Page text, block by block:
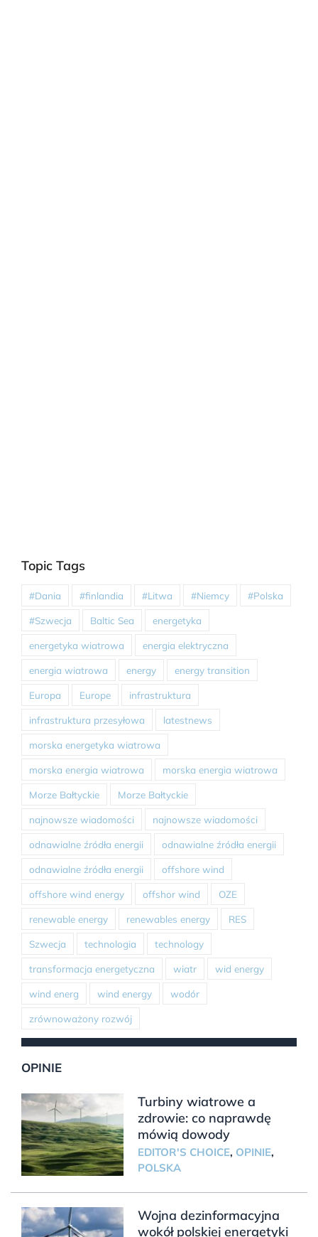
Topic Tags
#Dania #finlandia #Litwa #Niemcy #Polska
#Szwecja Baltic Sea energetyka
energetyka wiatrowa energia elektryczna
energia wiatrowa energy energy transition
Europa Europe infrastruktura
infrastruktura przesyłowa latestnews
morska energetyka wiatrowa
morska energia wiatrowa morska energia wiatrowa
Morze Bałtyckie Morze Bałtyckie
najnowsze wiadomości najnowsze wiadomości
odnawialne źródła energii odnawialne źródła energii
odnawialne źródła energii offshore wind
offshore wind energy offshor wind OZE
renewable energy renewables energy RES
Szwecja technologia technology
transformacja energetyczna wiatr wid energy
wind energ wind energy wodór
zrównoważony rozwój
OPINIE
Turbiny wiatrowe a
zdrowie: co naprawdę
mówią dowody
EDITOR'S CHOICE, OPINIE,
POLSKA
Wojna dezinformacyjna
wokół polskiej energetyki